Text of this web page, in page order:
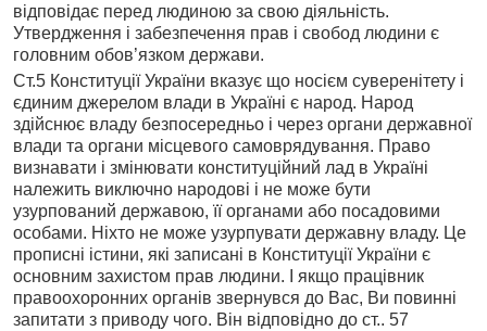
відповідає перед людиною за свою діяльність.
Утвердження і забезпечення прав і свобод людини є
головним обов’язком держави.
Ст.5 Конституції України вказує що носієм суверенітету і
єдиним джерелом влади в Україні є народ. Народ
здійснює владу безпосередньо і через органи державної
влади та органи місцевого самоврядування. Право
визнавати і змінювати конституційний лад в Україні
належить виключно народові і не може бути
узурпований державою, її органами або посадовими
особами. Ніхто не може узурпувати державну владу. Це
прописні істини, які записані в Конституції України є
основним захистом прав людини. І якщо працівник
правоохоронних органів звернувся до Вас, Ви повинні
запитати з приводу чого. Він відповідно до ст.. 57